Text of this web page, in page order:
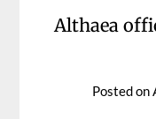
Althaea
Posted on